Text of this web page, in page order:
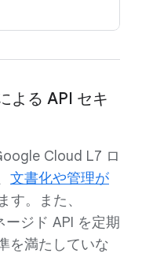
よる API セキ
Cloud L7 ロ
文書化や管理が
す。また、
ジド API を定期
を満たしていな